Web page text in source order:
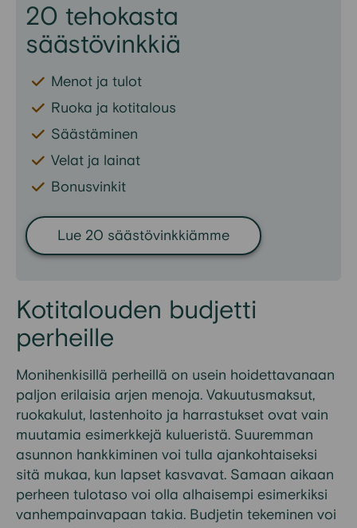
20 tehokasta
säästövinkkiä
Menot ja tulot
Ruoka ja kotitalous
Säästäminen
Velat ja lainat
Bonusvinkit
Lue 20 säästövinkkiämme
Kotitalouden budjetti
perheille
Monihenkisillä perheillä on usein hoidettavanaan
paljon erilaisia arjen menoja. Vakuutusmaksut,
ruokakulut, lastenhoito ja harrastukset ovat vain
muutamia esimerkkejä kulueristä. Suuremman
asunnon hankkiminen voi tulla ajankohtaiseksi
sitä mukaa, kun lapset kasvavat. Samaan aikaan
perheen tulotaso voi olla alhaisempi esimerkiksi
vanhempainvapaan takia. Budjetin tekeminen voi